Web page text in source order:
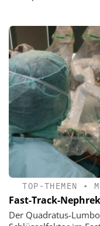
TOP-THEMEN •
Fast-Track-
Der Quadratus-